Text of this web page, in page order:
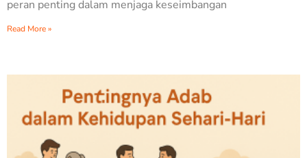
peran penting dalam menjaga keseimbangan
Read More »